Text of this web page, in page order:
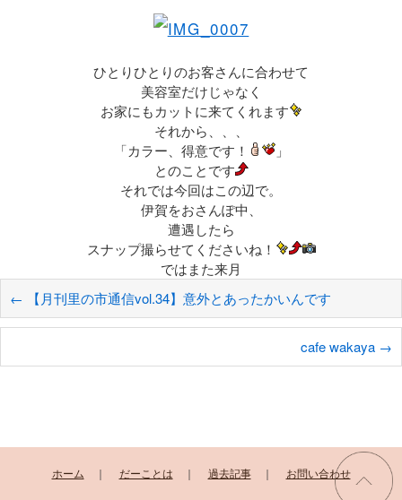
ひとりひとりのお客さんに合わせて
美容室だけじゃなく
お家にもカットに来てくれます
それから、、、
「カラー、得意です！
」
とのことです
それでは今回はこの辺で。
伊賀をおさんぽ中、
遭遇したら
スナップ撮らせてくださいね！
ではまた来月
← 【月刊里の市通信vol.34】意外とあったかいんです
cafe wakaya →
ホーム ｜ だーことは ｜ 過去記事｜ お問い合わせ